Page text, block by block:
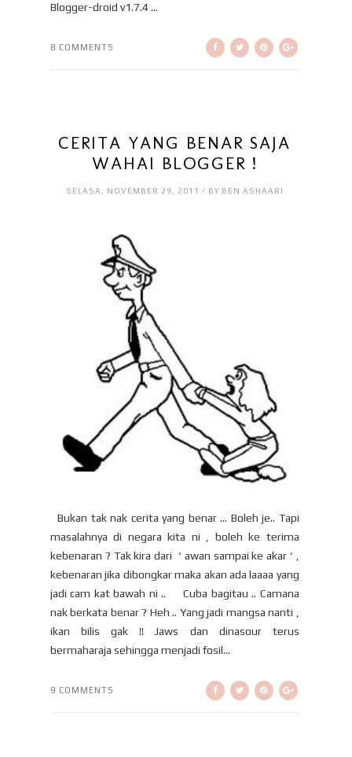
Blogger-droid v1.7.4 ...
8 COMMENTS
CERITA YANG BENAR SAJA
WAHAI BLOGGER !
SELASA, NOVEMBER 29, 2011 / BY BEN ASHAARI
Bukan tak nak cerita yang benar … Boleh je.. Tapi
masalahnya di negara kita ni , boleh ke terima
kebenaran ? Tak kira dari ‘ awan sampai ke akar ‘ ,
kebenaran jika dibongkar maka akan ada laaaa yang
jadi cam kat bawah ni .. Cuba bagitau .. Camana
nak berkata benar ? Heh .. Yang jadi mangsa nanti ,
ikan bilis gak !! Jaws dan dinasour terus
bermaharaja sehingga menjadi fosil...
9 COMMENTS